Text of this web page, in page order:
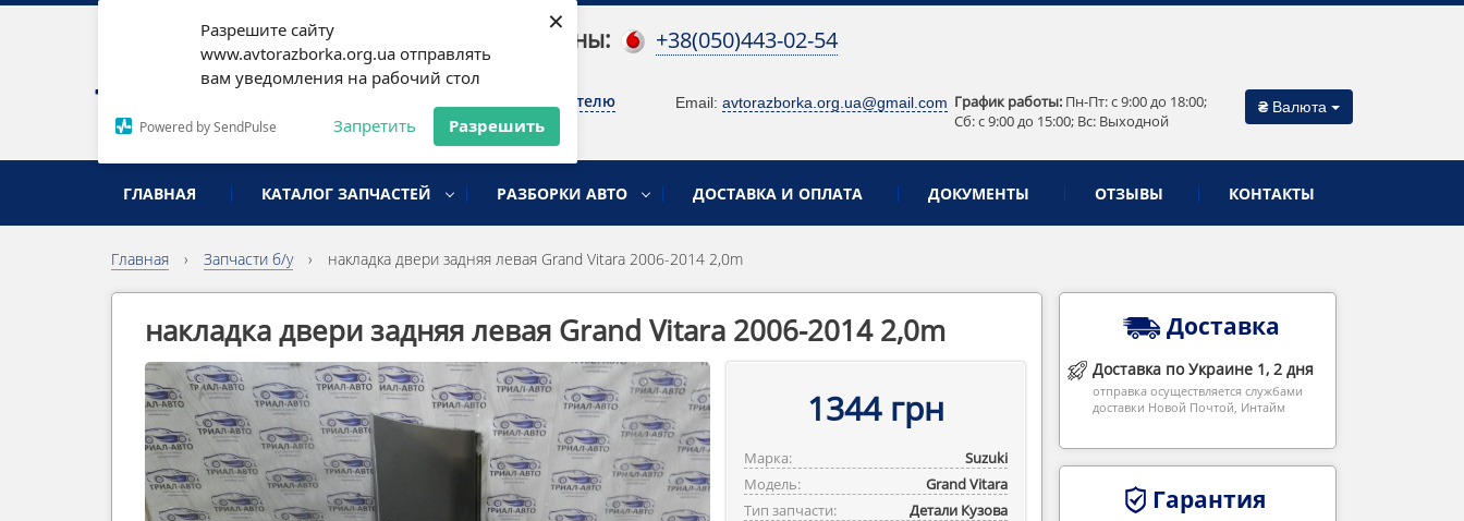
Разрешите сайту
www.avtorazborka.org.ua отправлять
вам уведомления на рабочий стол
Powered by SendPulse Запретить Разрешить
×
разборка иномарок
Наши телефоны: +38(050)443-02-54
Письмо руководителю Email: avtorazborka.org.ua@gmail.com График работы: Пн-Пт: c 9:00 до 18:00;
Сб: c 9:00 до 15:00; Вс: Выходной
₴ Валюта
ГЛАВНАЯ КАТАЛОГ ЗАПЧАСТЕЙ РАЗБОРКИ АВТО ДОСТАВКА И ОПЛАТА ДОКУМЕНТЫ ОТЗЫВЫ КОНТАКТЫ
Главная › Запчасти б/у › накладка двери задняя левая Grand Vitara 2006-2014 2,0m
накладка двери задняя левая Grand Vitara 2006-2014 2,0m
1344 грн
Марка:
Suzuki
Модель:
Grand Vitara
Тип запчасти:
Детали Кузова
Доставка
Доставка по Украине 1, 2 дня
отправка осуществляется службами
доставки Новой Почтой, Интайм
Гарантия